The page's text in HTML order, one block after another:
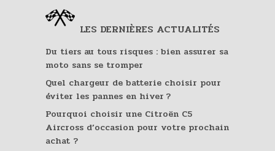
LES DERNIÈRES ACTUALITÉS
Du tiers au tous risques : bien assurer sa
moto sans se tromper
Quel chargeur de batterie choisir pour
éviter les pannes en hiver ?
Pourquoi choisir une Citroën C5
Aircross d’occasion pour votre prochain
achat ?